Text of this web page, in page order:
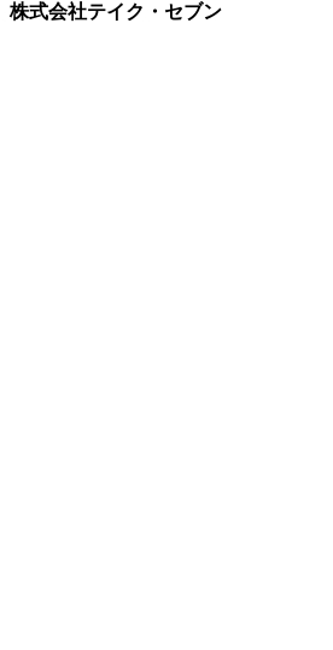
株式会社テイク・セブン